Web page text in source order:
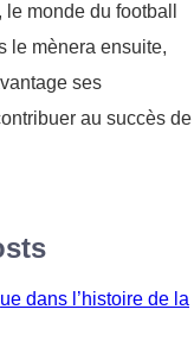
monde du football
le mènera ensuite,
ses
au succès de